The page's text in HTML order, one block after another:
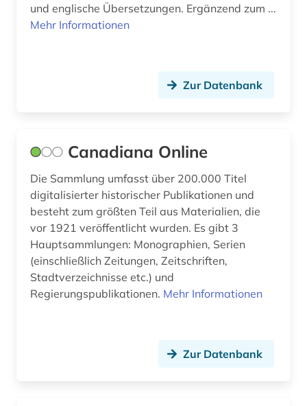
und englische Übersetzungen. Ergänzend zum ...
Mehr Informationen
Zur Datenbank
Canadiana Online
Die Sammlung umfasst über 200.000 Titel
digitalisierter historischer Publikationen und
besteht zum größten Teil aus Materialien, die
vor 1921 veröffentlicht wurden. Es gibt 3
Hauptsammlungen: Monographien, Serien
(einschließlich Zeitungen, Zeitschriften,
Stadtverzeichnisse etc.) und
Regierungspublikationen. Mehr Informationen
Zur Datenbank